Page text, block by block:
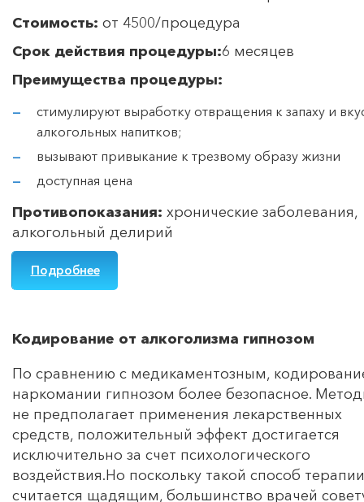
Стоимость: от 4500/процедура
Срок действия процедуры:6 месяцев
Преимущества процедуры:
стимулируют выработку отвращения к запаху и
алкогольных напитков;
вызывают привыкание к трезвому образу жизни
доступная цена
Противопоказания: хронические заболевания,
алкогольный делирий
Подробнее
Кодирование от алкоголизма гипнозом
По сравнению с медикаментозным,
наркомании гипнозом более безопасное.
не предполагает применения лекарственных
средств, положительный эффект достигается
исключительно за счет психологического
воздействия.Но поскольку такой способ терапии
считается щадящим, большинство врачей